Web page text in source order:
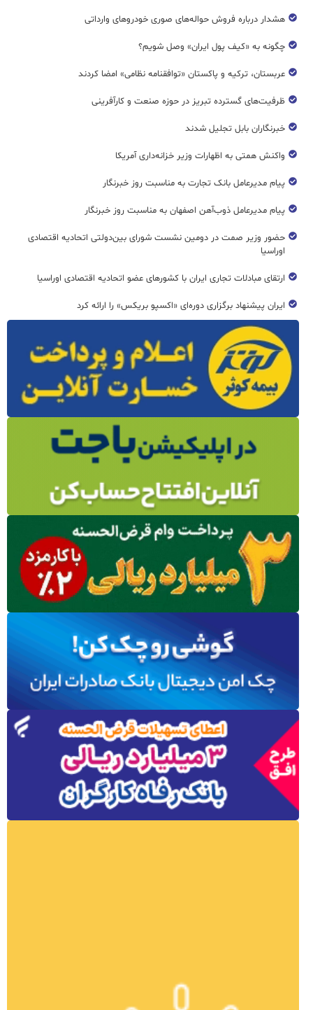
هشدار درباره فروش حواله‌های صوری خودروهای وارداتی
چگونه به «کیف پول ایران» وصل شویم؟
عربستان، ترکیه و پاکستان «توافقنامه نظامی» امضا کردند
ظرفیت‌های گسترده‌ تبریز در حوزه صنعت و کارآفرینی
خبرنگاران بابل تجلیل شدند
واکنش همتی به اظهارات وزیر خزانه‌داری آمریکا
پیام مدیرعامل بانک تجارت به مناسبت روز خبرنگار
پیام مدیرعامل ذوب‌آهن اصفهان به مناسبت روز خبرنگار
حضور وزیر صمت در دومین نشست شورای بین‌دولتی اتحادیه اقتصادی
اوراسیا
ارتقای مبادلات تجاری ایران با کشورهای عضو اتحادیه اقتصادی اوراسیا
ایران پیشنهاد برگزاری دوره‌ای «اکسپو بریکس» را ارائه کرد